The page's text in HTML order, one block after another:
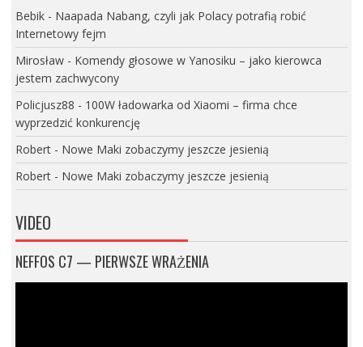
Bebik- Naapada Nabang, czyli jak Polacy potrafią robić
Internetowy fejm
Mirosław- Komendy głosowe w Yanosiku – jako kierowca
jestem zachwycony
Policjusz88 - 100W ładowarka od Xiaomi – firma chce
wyprzedzić konkurencję
Robert- Nowe Maki zobaczymy jeszcze jesienią
Robert- Nowe Maki zobaczymy jeszcze jesienią
VIDEO
NEFFOS C7 — PIERWSZE WRAŻENIA